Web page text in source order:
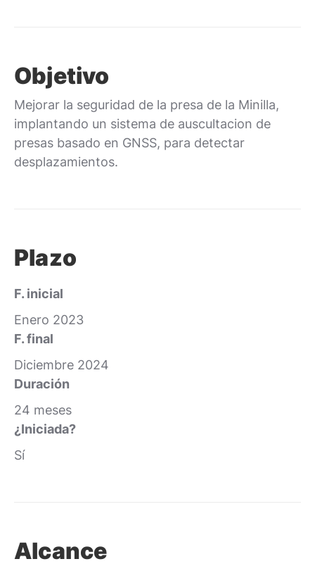
Objetivo
Mejorar la seguridad de la presa de la Minilla,
implantando un sistema de auscultacion de
presas basado en GNSS, para detectar
desplazamientos.
Plazo
F. inicial
Enero 2023
F. final
Diciembre 2024
Duración
24 meses
¿Iniciada?
Sí
Alcance